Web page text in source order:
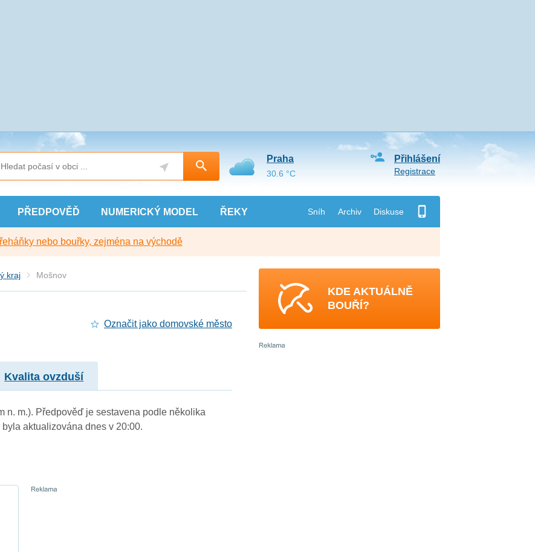
PŘEDPOVĚĎ NUMERICKÝ MODEL ŘEKY Sníh Archiv Diskuse
Přihlášení
Registrace
Praha
30.6 °C
nebo bouřky, zejména na východě
kraj Mošnov
Označit jako domovské město
Kvalita ovzduší
n. m.). Předpověď je sestavena podle několika
aktualizována dnes v 20:00.
KDE AKTUÁLNĚ
BOUŘÍ?